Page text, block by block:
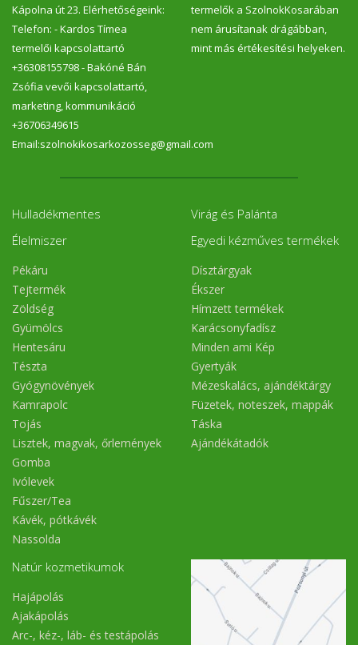
Kápolna út 23. Elérhetőségeink:
Telefon: - Kardos Tímea
termelői kapcsolattartó
+36308155798 - Bakóné Bán
Zsófia vevői kapcsolattartó,
marketing, kommunikáció
+36706349615
Email:szolnokikosarkozosseg@gmail.com
termelők a SzolnokKosarában
nem árusítanak drágábban,
mint más értékesítési helyeken.
Hulladékmentes
Élelmiszer
Pékáru
Tejtermék
Zöldség
Gyümölcs
Hentesáru
Tészta
Gyógynövények
Kamrapolc
Tojás
Lisztek, magvak, őrlemények
Gomba
Ivólevek
Fűszer/Tea
Kávék, pótkávék
Nassolda
Virág és Palánta
Egyedi kézműves termékek
Dísztárgyak
Ékszer
Hímzett termékek
Karácsonyfadísz
Minden ami Kép
Gyertyák
Mézeskalács, ajándéktárgy
Füzetek, noteszek, mappák
Táska
Ajándékátadók
Natúr kozmetikumok
Hajápolás
Ajakápolás
Arc-, kéz-, láb- és testápolás